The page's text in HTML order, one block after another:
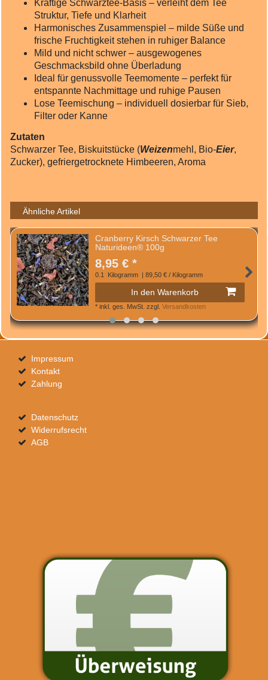
Kräftige Schwarztee‑Basis – verleiht dem Tee
Struktur, Tiefe und Klarheit
Harmonisches Zusammenspiel – milde Süße und
frische Fruchtigkeit stehen in ruhiger Balance
Mild und nicht schwer – ausgewogenes
Geschmacksbild ohne Überladung
Ideal für genussvolle Teemomente – perfekt für
entspannte Nachmittage und ruhige Pausen
Lose Teemischung – individuell dosierbar für Sieb,
Filter oder Kanne
Zutaten
Schwarzer Tee, Biskuitstücke (Weizenmehl, Bio‑Eier,
Zucker), gefriergetrocknete Himbeeren, Aroma
Ähnliche Artikel
Cranberry Kirsch Schwarzer Tee
Naturideen® 100g
8,95 € *
0.1 Kilogramm | 89,50 € / Kilogramm
In den Warenkorb
* inkl. ges. MwSt. zzgl. Versandkosten
Impressum
Kontakt
Zahlung
Datenschutz
Widerrufsrecht
AGB